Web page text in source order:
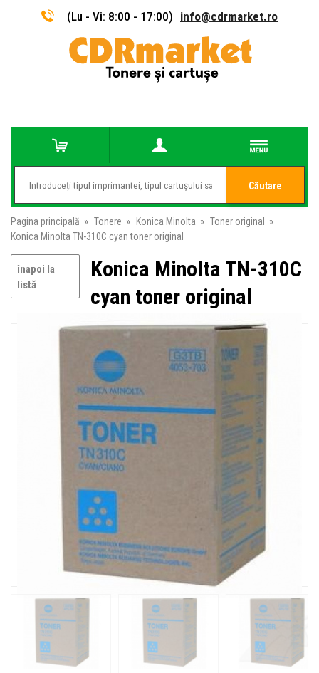
(Lu - Vi: 8:00 - 17:00) info@cdrmarket.ro
Căutare
Pagina principală » Tonere » Konica Minolta » Toner original
»
Konica Minolta TN-310C cyan toner original
înapoi la
listă
Konica Minolta TN-310C
cyan toner original